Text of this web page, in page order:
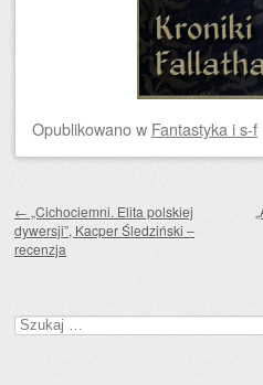
Opublikowanow Fantastyka i s-f
← „Cichociemni. Elita polskiej
dywersji”, Kacper Śledziński –
recenzja
Szukaj: